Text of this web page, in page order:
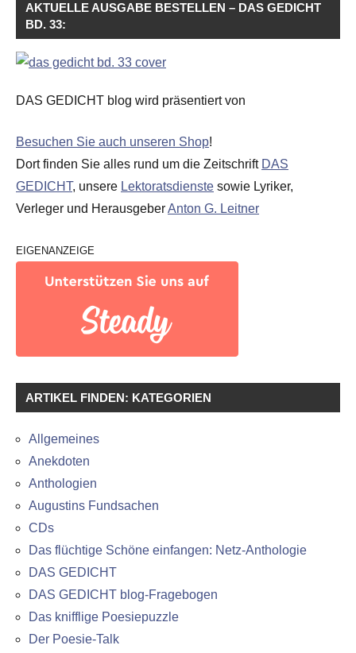
AKTUELLE AUSGABE BESTELLEN – DAS GEDICHT
BD. 33:
DAS GEDICHT blog wird präsentiert von
Besuchen Sie auch unseren Shop!
Dort finden Sie alles rund um die Zeitschrift DAS
GEDICHT, unsere Lektoratsdienste sowie Lyriker,
Verleger und HerausgeberAnton G. Leitner
EIGENANZEIGE
ARTIKEL FINDEN: KATEGORIEN
Allgemeines
Anekdoten
Anthologien
Augustins Fundsachen
CDs
Das flüchtige Schöne einfangen: Netz-Anthologie
DAS GEDICHT
DAS GEDICHT blog-Fragebogen
Das knifflige Poesiepuzzle
Der Poesie-Talk